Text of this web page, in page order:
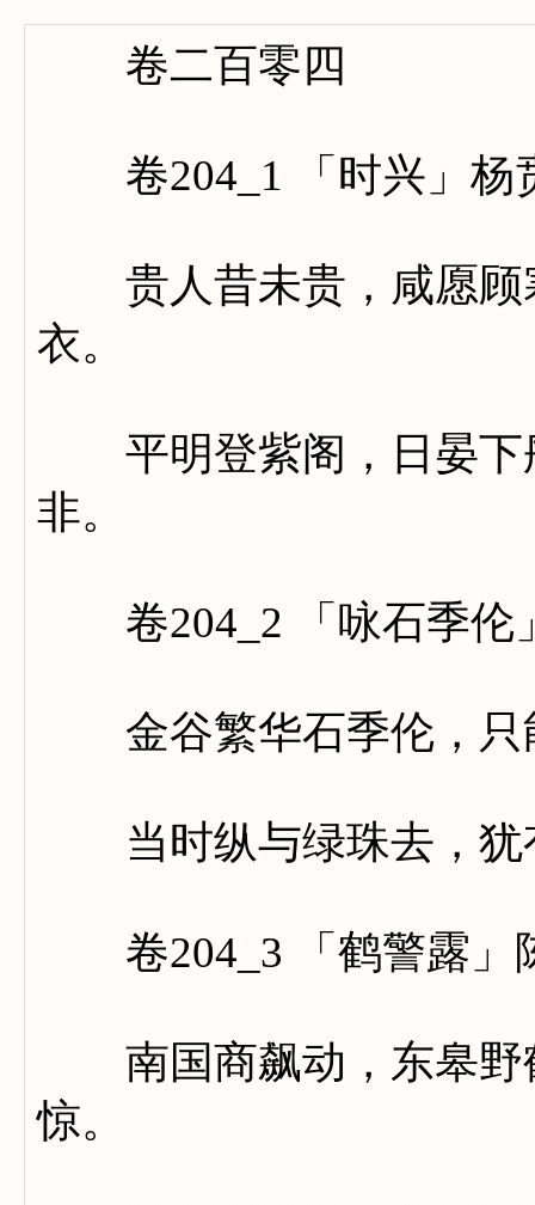
卷二百零四
卷204_1 「时兴」杨
贵人昔未贵，咸愿顾
衣。
平明登紫阁，日晏下
非。
卷204_2 「咏石季伦
金谷繁华石季伦，只
当时纵与绿珠去，犹
卷204_3 「鹤警露」
南国商飙动，东皋野
惊。